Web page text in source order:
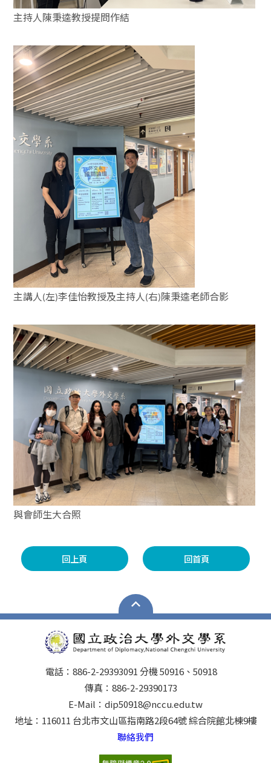
主持人陳秉逵教授提問作結
主講人(左)李佳怡教授及主持人(右)陳秉逵老師合影
與會師生大合照
回上頁 回首頁
電話：886-2-29393091 分機 50916、50918
傳真：886-2-29390173
E-Mail：dip50918@nccu.edu.tw
地址：116011 台北市文山區指南路2段64號 綜合院館北棟9樓
聯絡我們